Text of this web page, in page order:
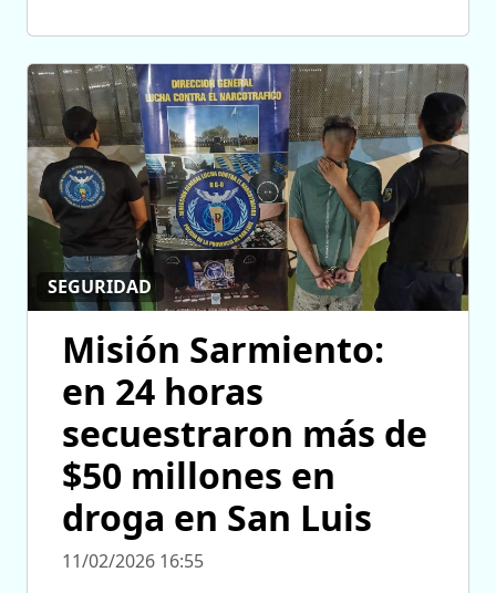
SEGURIDAD
Misión Sarmiento:
en 24 horas
secuestraron más de
$50 millones en
droga en San Luis
11/02/2026 16:55